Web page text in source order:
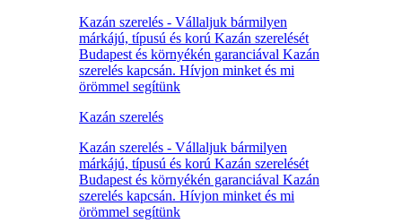
Kazán szerelés - Vállaljuk bármilyen
márkájú, típusú és korú Kazán szerelését
Budapest és környékén garanciával Kazán
szerelés kapcsán. Hívjon minket és mi
örömmel segítünk
Kazán szerelés
Kazán szerelés - Vállaljuk bármilyen
márkájú, típusú és korú Kazán szerelését
Budapest és környékén garanciával Kazán
szerelés kapcsán. Hívjon minket és mi
örömmel segítünk